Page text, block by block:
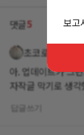
댓글5
초코로미
아. 업데이트가 그
자작글 막기로 생
보고